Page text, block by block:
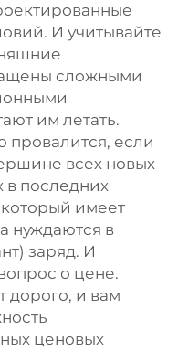
И учитывайте
сложными
им летать.
если
всех новых
в последних
который имеет
нуждаются в
заряд. И
о цене.
дорого, и вам
ценовых